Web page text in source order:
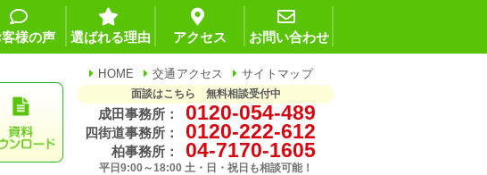
様の声 選ばれる理由 アクセス お問い合わせ
HOME 交通アクセス サイトマップ
面談はこちら 無料相談受付中
成田事務所： 0120-054-489
四街道事務所： 0120-222-612
柏事務所： 04-7170-1605
平日9:00～18:00 土・日・祝日も相談可能！